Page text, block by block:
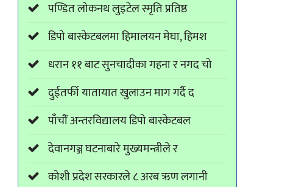
पण्डित लोकनथ लुइटेल स्मृति प्रतिष्ठ
डिपो बास्केटबलमा हिमालयन मेघा, हिमश
धरान ११ बाट सुनचादीका गहना र नगद चो
दुईतर्फी यातायात खुलाउन माग गर्दै द
पाँचौं अन्तरविद्यालय डिपो बास्केटबल
देवानगञ्ज घटनाबारे मुख्यमन्त्रीले र
कोशी प्रदेश सरकारले ८ अरब ऋण लगानी